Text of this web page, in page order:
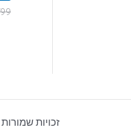
זכויות שמורות